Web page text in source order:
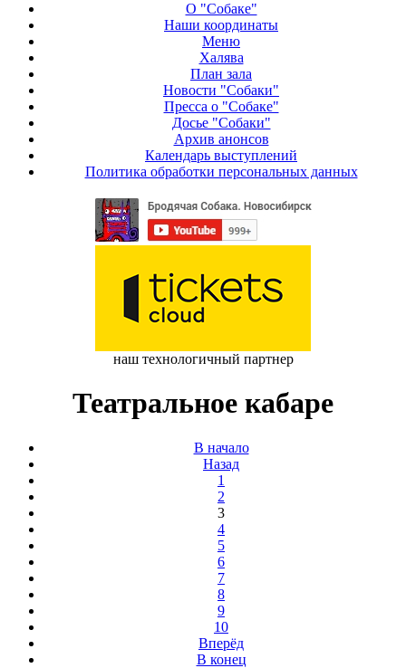
О "Собаке"
Наши координаты
Меню
Халява
План зала
Новости "Собаки"
Пресса о "Собаке"
Досье "Собаки"
Архив анонсов
Календарь выступлений
Политика обработки персональных данных
наш технологичный партнер
Театральное кабаре
В начало
Назад
1
2
3
4
5
6
7
8
9
10
Вперёд
В конец